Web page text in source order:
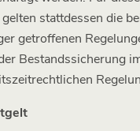
stattdessen die
getroffenen
Bestandssicherung